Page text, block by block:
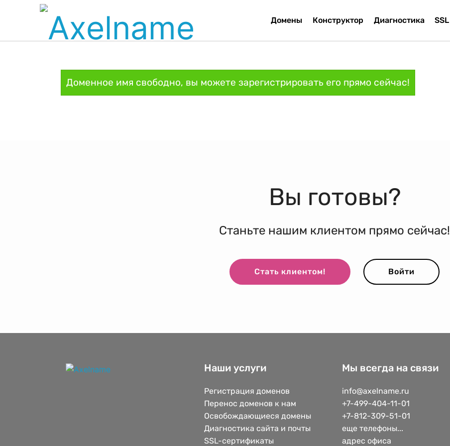
Домены Конструктор Диагностика SSL
Доменное имя свободно, вы можете зарегистрировать его прямо сейчас!
Вы готовы?
Станьте нашим клиентом прямо сейчас!
Стать клиентом! Войти
Наши услуги
Регистрация доменов
Перенос доменов к нам
Освобождающиеся домены
Диагностика сайта и почты
SSL-сертификаты
Мы всегда на связи
info@axelname.ru
+7-499-404-11-01
+7-812-309-51-01
еще телефоны...
адрес офиса